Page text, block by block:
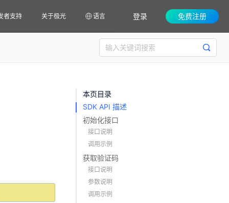
者支持 关于极光 语言 登录 免费注册
本页目录
SDK API 描述
初始化接口
接口说明
调用示例
获取验证码
接口说明
参数说明
调用示例